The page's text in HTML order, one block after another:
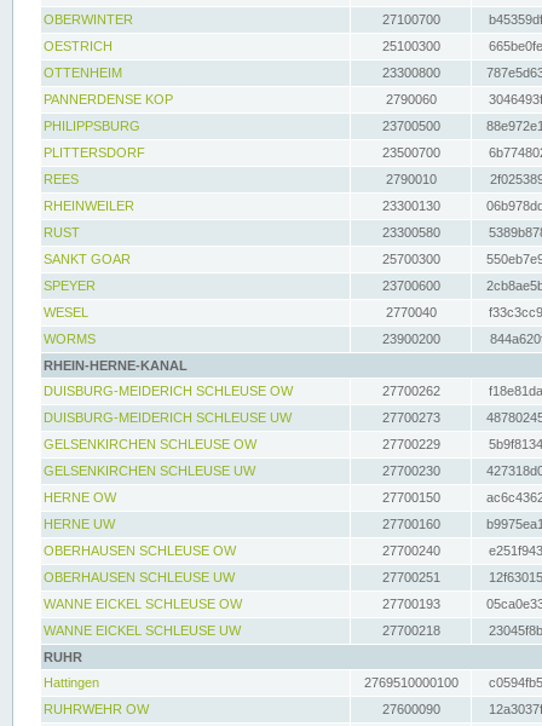
OBERWINTER
27100700
OESTRICH
25100300
OTTENHEIM
23300800
PANNERDENSE KOP
2790060
PHILIPPSBURG
23700500
PLITTERSDORF
23500700
REES
2790010
RHEINWEILER
23300130
RUST
23300580
SANKT GOAR
25700300
SPEYER
23700600
WESEL
2770040
WORMS
23900200
RHEIN-HERNE-KANAL
DUISBURG-MEIDERICH SCHLEUSE OW
27700262
DUISBURG-MEIDERICH SCHLEUSE UW
27700273
GELSENKIRCHEN SCHLEUSE OW
27700229
GELSENKIRCHEN SCHLEUSE UW
27700230
HERNE OW
27700150
HERNE UW
27700160
OBERHAUSEN SCHLEUSE OW
27700240
OBERHAUSEN SCHLEUSE UW
27700251
WANNE EICKEL SCHLEUSE OW
27700193
WANNE EICKEL SCHLEUSE UW
27700218
RUHR
Hattingen
2769510000100
RUHRWEHR OW
27600090